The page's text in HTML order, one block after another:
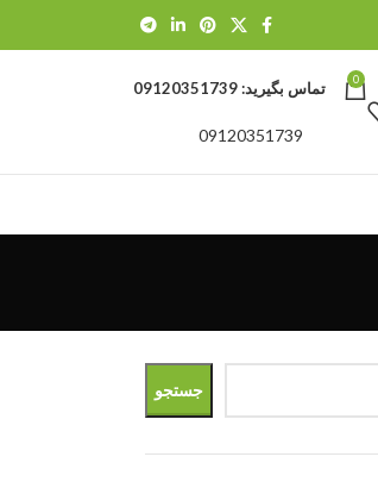
0 تماس بگیرید:09120351739
09120351739
جستجو